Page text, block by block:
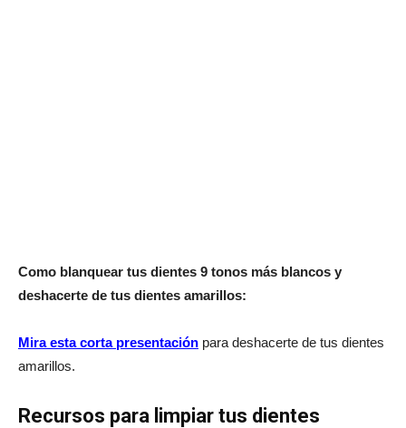
Como blanquear tus dientes 9 tonos más blancos y
deshacerte de tus dientes amarillos:
Mira esta corta presentación para deshacerte de tus dientes
amarillos.
Recursos para limpiar tus dientes